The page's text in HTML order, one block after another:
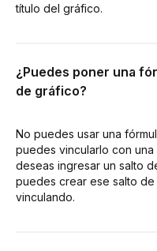
título del gráfico.
¿Puedes poner una
de gráfico?
No puedes usar una
puedes vincularlo con
deseas ingresar un salto
puedes crear ese salto
vinculando.